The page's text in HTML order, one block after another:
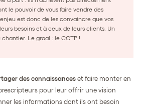
le pouvoir de vous faire vendre des
est donc de les convaincre que vos
besoins et à ceux de leurs clients. Un
Le graal : le CCTP !
des connaissances et faire monter en
pour leur offrir une vision
les informations dont ils ont besoin